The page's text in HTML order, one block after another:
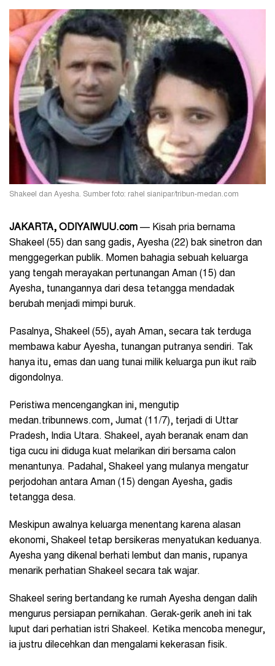
Shakeel dan Ayesha. Sumber foto: rahel sianipar/tribun-medan.com
JAKARTA, ODIYAIWUU.com — Kisah pria bernama
Shakeel (55) dan sang gadis, Ayesha (22) bak sinetron dan
menggegerkan publik. Momen bahagia sebuah keluarga
yang tengah merayakan pertunangan Aman (15) dan
Ayesha, tunangannya dari desa tetangga mendadak
berubah menjadi mimpi buruk.
Pasalnya, Shakeel (55), ayah Aman, secara tak terduga
membawa kabur Ayesha, tunangan putranya sendiri. Tak
hanya itu, emas dan uang tunai milik keluarga pun ikut raib
digondolnya.
Peristiwa mencengangkan ini, mengutip
medan.tribunnews.com, Jumat (11/7), terjadi di Uttar
Pradesh, India Utara. Shakeel, ayah beranak enam dan
tiga cucu ini diduga kuat melarikan diri bersama calon
menantunya. Padahal, Shakeel yang mulanya mengatur
perjodohan antara Aman (15) dengan Ayesha, gadis
tetangga desa.
Meskipun awalnya keluarga menentang karena alasan
ekonomi, Shakeel tetap bersikeras menyatukan keduanya.
Ayesha yang dikenal berhati lembut dan manis, rupanya
menarik perhatian Shakeel secara tak wajar.
Shakeel sering bertandang ke rumah Ayesha dengan dalih
mengurus persiapan pernikahan. Gerak-gerik aneh ini tak
luput dari perhatian istri Shakeel. Ketika mencoba menegur,
ia justru dilecehkan dan mengalami kekerasan fisik.